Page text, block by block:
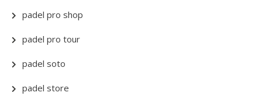
padel pro shop
padel pro tour
padel soto
padel store